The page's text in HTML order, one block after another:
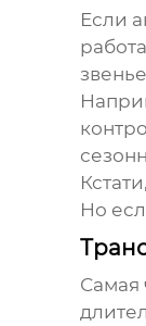
Если
Но
Самая